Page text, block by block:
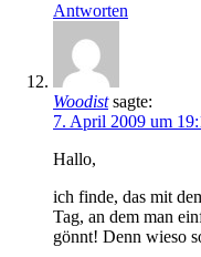
Antworten
Woodist sagte:
7. April 2009 um
Hallo,
ich finde, das mit
Tag, an dem man
gönnt! Denn wieso